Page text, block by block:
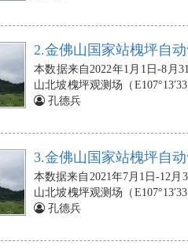
程模拟提供高时空分辨率的大
2.金佛山国家站槐坪自
本数据来自2022年1月1日-8月
山北坡槐坪观测场（
站的空气温度、相对湿度传感
朝向正南；光合有效辐射传感
2cm、5cm、10cm、20cm、
2cm、5cm、10cm、20cm、
块）依次埋设在地下5cm、10
个），埋在地下5 cm，在距离
的缺失，则由NAN标示。
孔德兵
3.金佛山国家站槐坪自
本数据来自2021年7月1日-12
山北坡槐坪观测场（
站的空气温度、相对湿度传感
朝向正南；光合有效辐射传感
孔德兵